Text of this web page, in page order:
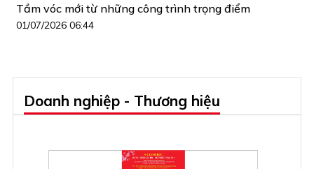
Tầm vóc mới từ những công trình trọng điểm
01/07/2026 06:44
Doanh nghiệp - Thương hiệu